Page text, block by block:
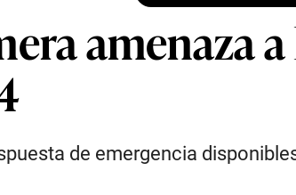
amenaza a
de emergencia